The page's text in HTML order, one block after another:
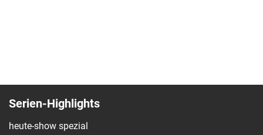
Serien-Highlights
heute-show spezial